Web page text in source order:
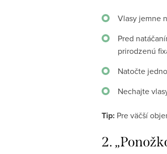
Vlasy jemne
Pred
prirodzenú
Natočte
Nechajte
Tip: Pre väčší
2.